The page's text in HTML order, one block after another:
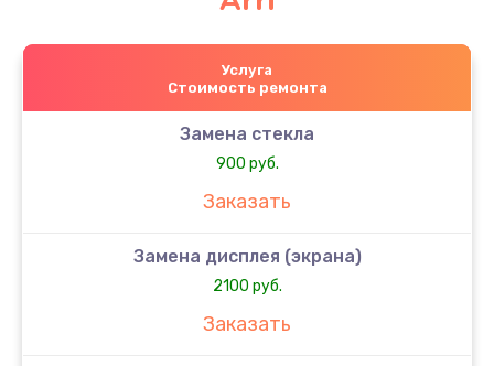
Услуга
Стоимость ремонта
Замена стекла
900 руб.
Заказать
Замена дисплея (экрана)
2100 руб.
Заказать